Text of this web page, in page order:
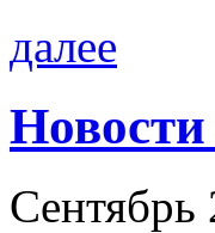
далее
Сентябрь